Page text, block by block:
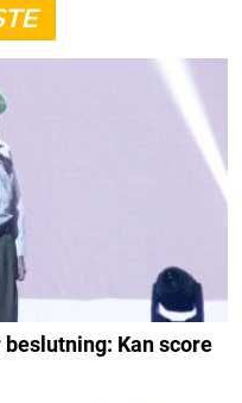
Kan score